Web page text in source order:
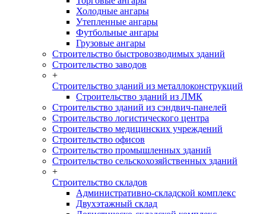
Холодные ангары
Утепленные ангары
Футбольные ангары
Грузовые ангары
Строительство быстровозводимых зданий
Строительство заводов
+
Строительство зданий из металлоконструкций
Строительство зданий из ЛМК
Строительство зданий из сэндвич-панелей
Строительство логистического центра
Строительство медицинских учреждений
Строительство офисов
Строительство промышленных зданий
Строительство сельскохозяйственных зданий
+
Строительство складов
Административно-складской комплекс
Двухэтажный склад